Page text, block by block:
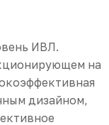
ИВЛ.
на
дизайном,